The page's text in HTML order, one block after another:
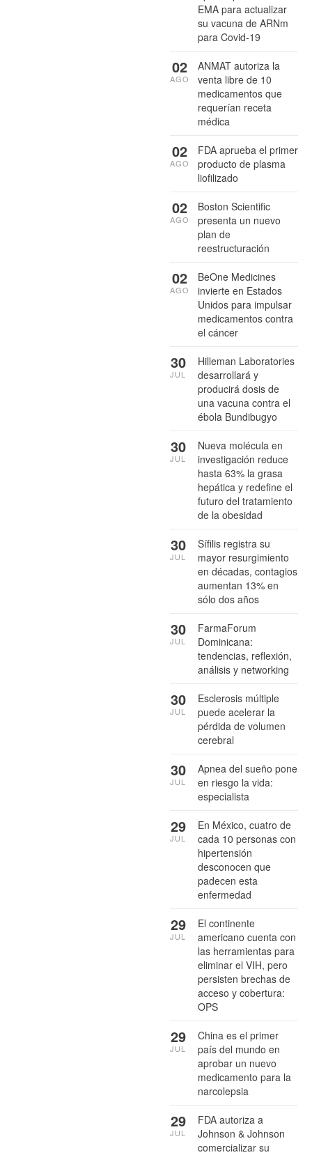
EMA para actualizar
su vacuna de ARNm
para Covid-19
ANMAT autoriza la
venta libre de 10
medicamentos que
requerían receta
médica
02
AGO
FDA aprueba el primer
producto de plasma
liofilizado
02
AGO
Boston Scientific
presenta un nuevo
plan de
reestructuración
02
AGO
BeOne Medicines
invierte en Estados
Unidos para impulsar
medicamentos contra
el cáncer
02
AGO
Hilleman Laboratories
desarrollará y
producirá dosis de
una vacuna contra el
ébola Bundibugyo
30
JUL
Nueva molécula en
investigación reduce
hasta 63% la grasa
hepática y redefine el
futuro del tratamiento
de la obesidad
30
JUL
Sífilis registra su
mayor resurgimiento
en décadas, contagios
aumentan 13% en
sólo dos años
30
JUL
FarmaForum
Dominicana:
tendencias, reflexión,
análisis y networking
30
JUL
Esclerosis múltiple
puede acelerar la
pérdida de volumen
cerebral
30
JUL
Apnea del sueño pone
en riesgo la vida:
especialista
30
JUL
En México, cuatro de
cada 10 personas con
hipertensión
desconocen que
padecen esta
enfermedad
29
JUL
El continente
americano cuenta con
las herramientas para
eliminar el VIH, pero
persisten brechas de
acceso y cobertura:
OPS
29
JUL
China es el primer
país del mundo en
aprobar un nuevo
medicamento para la
narcolepsia
29
JUL
FDA autoriza a
Johnson & Johnson
comercializar su
29
JUL